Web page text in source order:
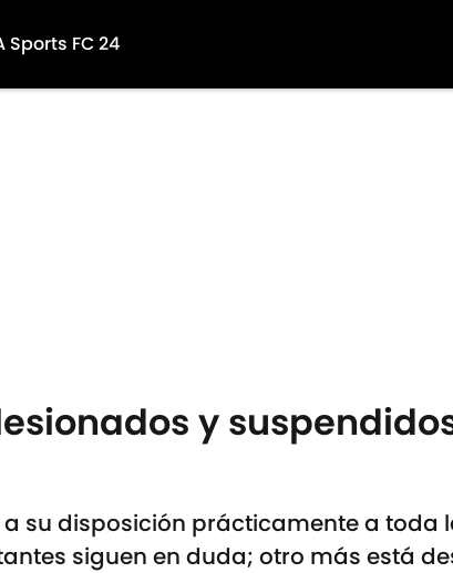
Sports FC 24
y
su disposición prácticamente a toda
siguen en duda; otro más está